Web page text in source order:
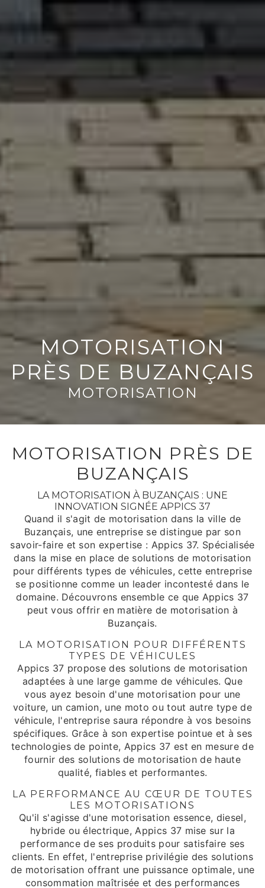
MOTORISATION
PRÈS DE BUZANÇAIS
MOTORISATION
MOTORISATION PRÈS DE
BUZANÇAIS
LA MOTORISATION À BUZANÇAIS : UNE
INNOVATION SIGNÉE APPICS 37
Quand il s'agit de motorisation dans la ville de
Buzançais, une entreprise se distingue par son
savoir-faire et son expertise : Appics 37. Spécialisée
dans la mise en place de solutions de motorisation
pour différents types de véhicules, cette entreprise
se positionne comme un leader incontesté dans le
domaine. Découvrons ensemble ce que Appics 37
peut vous offrir en matière de motorisation à
Buzançais.
LA MOTORISATION POUR DIFFÉRENTS
TYPES DE VÉHICULES
Appics 37 propose des solutions de motorisation
adaptées à une large gamme de véhicules. Que
vous ayez besoin d'une motorisation pour une
voiture, un camion, une moto ou tout autre type de
véhicule, l'entreprise saura répondre à vos besoins
spécifiques. Grâce à son expertise pointue et à ses
technologies de pointe, Appics 37 est en mesure de
fournir des solutions de motorisation de haute
qualité, fiables et performantes.
LA PERFORMANCE AU CŒUR DE TOUTES
LES MOTORISATIONS
Qu'il s'agisse d'une motorisation essence, diesel,
hybride ou électrique, Appics 37 mise sur la
performance de ses produits pour satisfaire ses
clients. En effet, l'entreprise privilégie des solutions
de motorisation offrant une puissance optimale, une
consommation maîtrisée et des performances